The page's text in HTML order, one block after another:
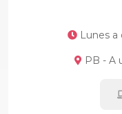
Lunes a
PB - A